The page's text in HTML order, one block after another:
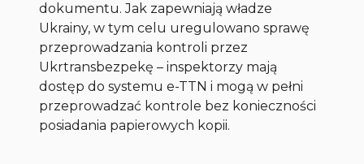
dokumentu. Jak zapewniają władze
Ukrainy, w tym celu uregulowano sprawę
przeprowadzania kontroli przez
Ukrtransbezpekę – inspektorzy mają
dostęp do systemu e-TTN i mogą w pełni
przeprowadzać kontrole bez konieczności
posiadania papierowych kopii.